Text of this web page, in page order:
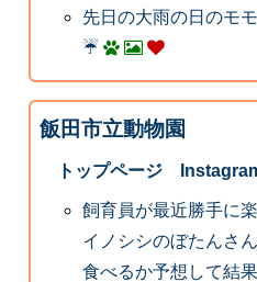
先日の大雨の日のモ
☔️
飯田市立動物園
トップページ
飼育員が最近勝手に
イノシシのぼたんさ
食べるか予想して結